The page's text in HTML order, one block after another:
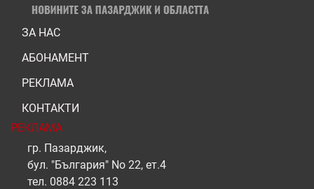
ЗА НАС
АБОНАМЕНТ
РЕКЛАМА
КОНТАКТИ
РЕКЛАМА
гр. Пазарджик,
бул. "България" No 22, ет.4
тел. 0884 223 113